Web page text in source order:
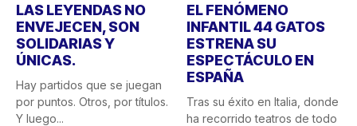
LAS LEYENDAS NO
ENVEJECEN, SON
SOLIDARIAS Y
ÚNICAS.
Hay partidos que se juegan
por puntos. Otros, por títulos.
Y luego...
EL FENÓMENO
INFANTIL 44 GATOS
ESTRENA SU
ESPECTÁCULO EN
ESPAÑA
Tras su éxito en Italia, donde
ha recorrido teatros de todo